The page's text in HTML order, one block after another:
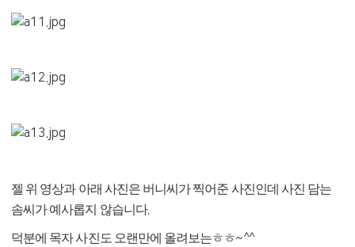
젤 위 영상과 아래 사진은 버니씨가 찍어준 사진인데 사진 담는
솜씨가 예사롭지 않습니다.
덕분에 목자 사진도 오랜만에 올려보는ㅎㅎ~^^